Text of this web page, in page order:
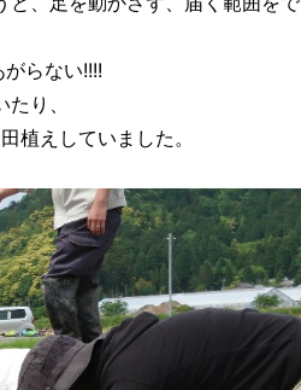
らない!!!!
り、
植えしていました。